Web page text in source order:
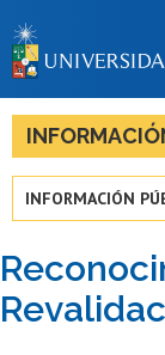
INFORMACIÓN